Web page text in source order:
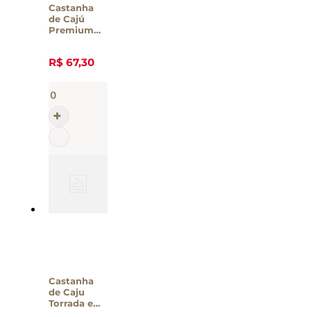
Castanha
de Cajú
Premium
Alibec 400g
R$ 67,30
Castanha
de Caju
Torrada e